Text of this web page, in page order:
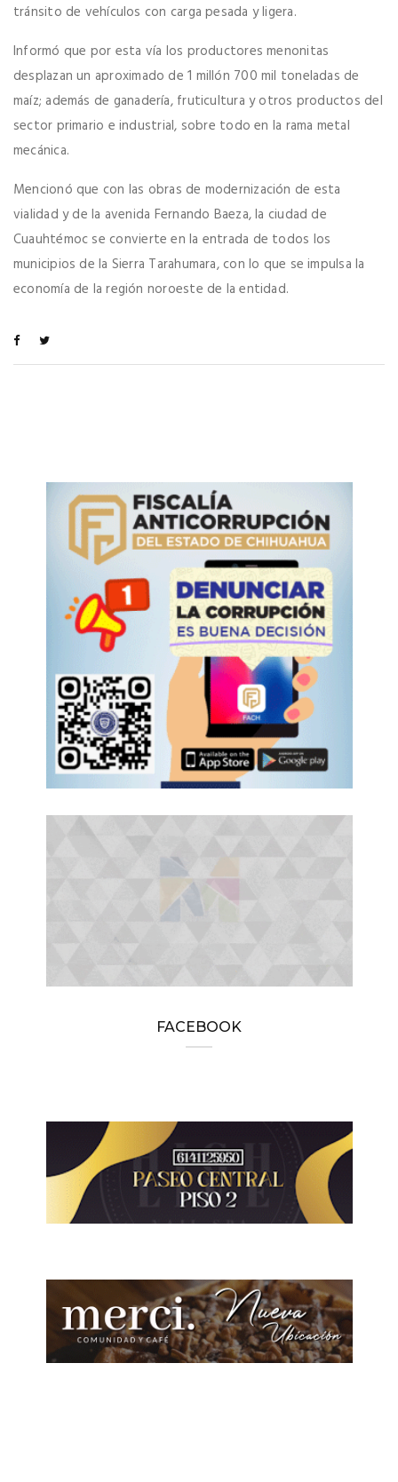
tránsito de vehículos con carga pesada y ligera.
Informó que por esta vía los productores menonitas
desplazan un aproximado de 1 millón 700 mil toneladas de
maíz; además de ganadería, fruticultura y otros productos del
sector primario e industrial, sobre todo en la rama metal
mecánica.
Mencionó que con las obras de modernización de esta
vialidad y de la avenida Fernando Baeza, la ciudad de
Cuauhtémoc se convierte en la entrada de todos los
municipios de la Sierra Tarahumara, con lo que se impulsa la
economía de la región noroeste de la entidad.
FACEBOOK